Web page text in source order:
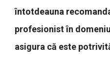
întotdeauna
profesionist în
asigura că este